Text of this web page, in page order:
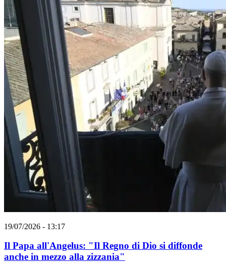
19/07/2026 - 13:17
Il Papa all'Angelus: "Il Regno di Dio si diffonde
anche in mezzo alla zizzania"